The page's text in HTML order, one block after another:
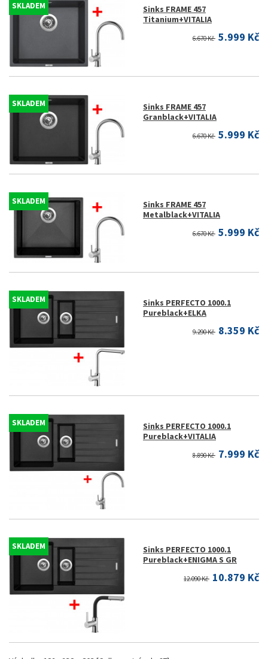
SKLADEM
Sinks FRAME 457
Titanium+VITALIA
6.670 Kč 5.999 Kč
SKLADEM
Sinks FRAME 457
Granblack+VITALIA
6.670 Kč 5.999 Kč
SKLADEM
Sinks FRAME 457
Metalblack+VITALIA
6.670 Kč 5.999 Kč
SKLADEM
Sinks PERFECTO 1000.1
Pureblack+ELKA
9.290 Kč 8.359 Kč
SKLADEM
Sinks PERFECTO 1000.1
Pureblack+VITALIA
8.890 Kč 7.999 Kč
SKLADEM
Sinks PERFECTO 1000.1
Pureblack+ENIGMA S GR
12.090 Kč 10.879 Kč